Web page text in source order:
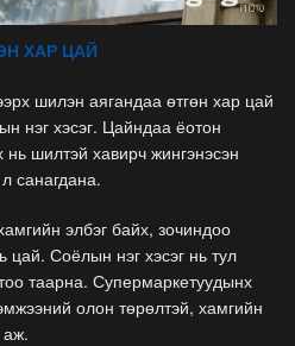
ХАР ЦАЙ
шилэн аягандаа өтгөн хар цай
нэг хэсэг. Цайндаа ёотон
нь шилтэй хавирч жингэнэсэн
санагдана.
элбэг байх, зочиндоо
цай. Соёлын нэг хэсэг нь тул
таарна. Супермаркетуудынх
олон төрөлтэй, хамгийн
аж.